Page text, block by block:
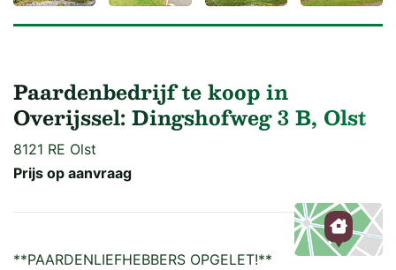
Paardenbedrijf te koop in
Overijssel: Dingshofweg 3 B, Olst
8121 RE Olst
Prijs op aanvraag
**PAARDENLIEFHEBBERS OPGELET!**